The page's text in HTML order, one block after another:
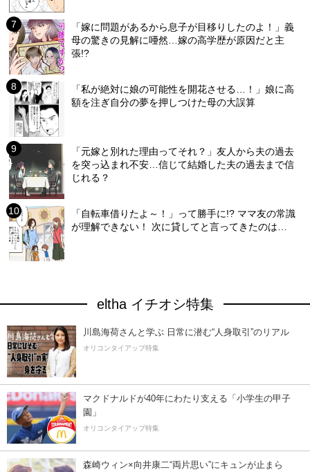
「嫁に問題があるから息子が目移りしたのよ！」義
母の驚きの見解に唖然…嫁の高学歴が原因だと主
張!?
「私が絶対に娘の可能性を開花させる…！」娘に高
額を注ぎ自分の夢を押しつけた母の大誤算
「元嫁と別れた理由ってそれ？」友人から夫の過去
を突っ込まれ不安…信じて結婚した夫の過去まで信
じれる？
「自転車借りたよ～！」って勝手に!? ママ友の常識
が理解できない！ 次に貸してと言ってきたのは…
eltha イチオシ特集
川島海荷さんと学ぶ 日常に潜む“人身取引”のリアル
オリコンタイアップ特集
マクドナルドが40年にわたり支える「小学生の甲子
園」
オリコンタイアップ特集
森崎ウィン×向井康二“両片思い”にキュンが止まら